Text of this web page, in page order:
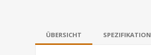
ÜBERSICHT SPEZIFIKATION